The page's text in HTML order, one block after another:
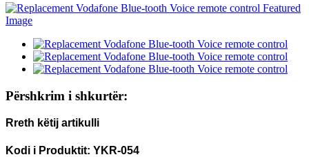
Përshkrim i shkurtër:
Rreth këtij artikulli
Kodi i Produktit: YKR-054